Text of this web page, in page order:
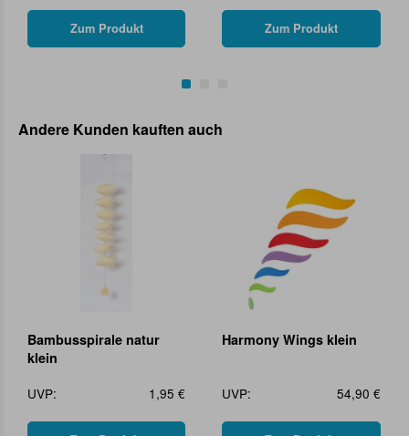
Zum Produkt Zum Produkt
Andere Kunden kauften auch
Bambusspirale natur
klein
UVP:
1,95 €
Harmony Wings klein
UVP: 54,90 €